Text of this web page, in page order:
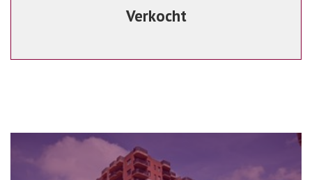
Verkocht